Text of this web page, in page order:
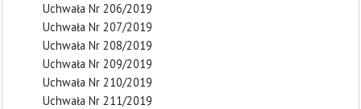
Uchwała Nr 206/2019
Uchwała Nr 207/2019
Uchwała Nr 208/2019
Uchwała Nr 209/2019
Uchwała Nr 210/2019
Uchwała Nr 211/2019